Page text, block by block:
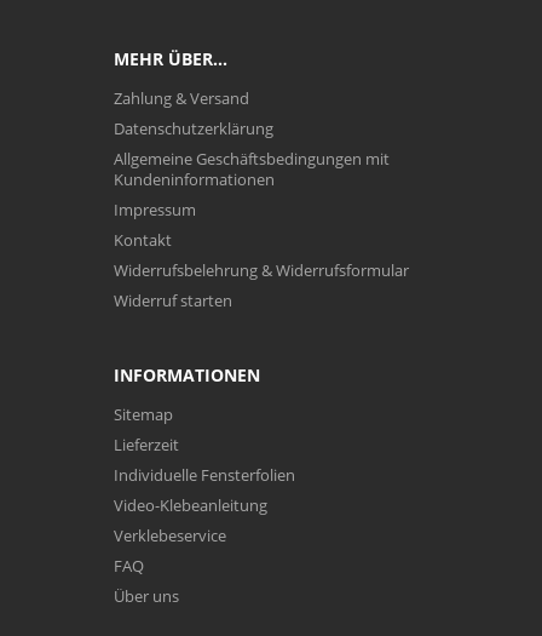
MEHR ÜBER...
Zahlung & Versand
Datenschutzerklärung
Allgemeine Geschäftsbedingungen mit
Kundeninformationen
Impressum
Kontakt
Widerrufsbelehrung & Widerrufsformular
Widerruf starten
INFORMATIONEN
Sitemap
Lieferzeit
Individuelle Fensterfolien
Video-Klebeanleitung
Verklebeservice
FAQ
Über uns